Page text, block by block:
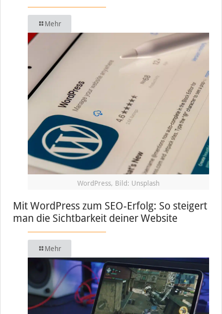
Mehr
WordPress, Bild: Unsplash
Mit WordPress zum SEO-Erfolg: So steigert
man die Sichtbarkeit deiner Website
Mehr